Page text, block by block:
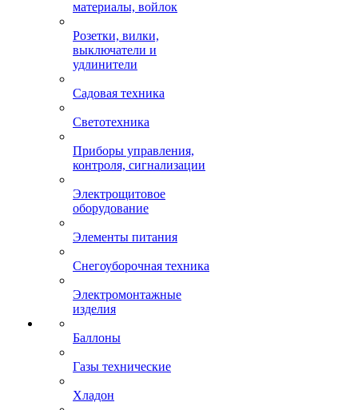
материалы, войлок
Розетки, вилки,
выключатели и
удлинители
Садовая техника
Светотехника
Приборы управления,
контроля, сигнализации
Электрощитовое
оборудование
Элементы питания
Снегоуборочная техника
Электромонтажные
изделия
Баллоны
Газы технические
Хладон